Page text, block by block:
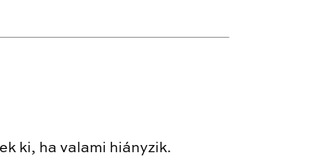
ki, ha valami hiányzik.